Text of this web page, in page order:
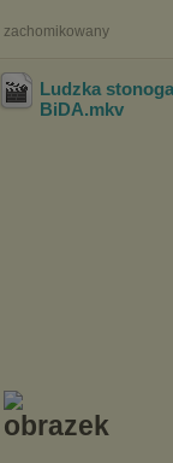
zachomikowany
Ludzka
BiDA.mkv